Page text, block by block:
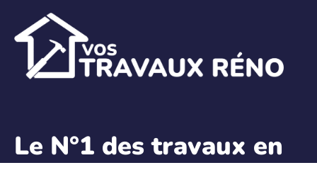
Le N°1 des travaux en